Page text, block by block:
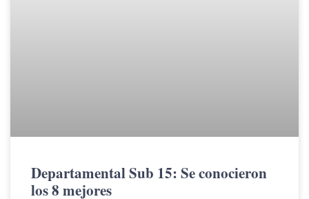
Departamental Sub 15: Se conocieron
los 8 mejores